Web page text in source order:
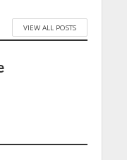
VIEW ALL POSTS